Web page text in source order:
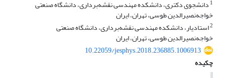
1 دانشجوی دکتری، دانشکده مهندسی نقشه‌برداری، دانشگاه صنعتی
خواجه‌نصیرالدین ‌طوسی، تهران، ایران
2استادیار، دانشکده مهندسی نقشه‌برداری، دانشگاه صنعتی
خواجه‌نصیرالدین ‌طوسی، تهران، ایران
10.22059/jesphys.2018.236885.1006913
چکیده